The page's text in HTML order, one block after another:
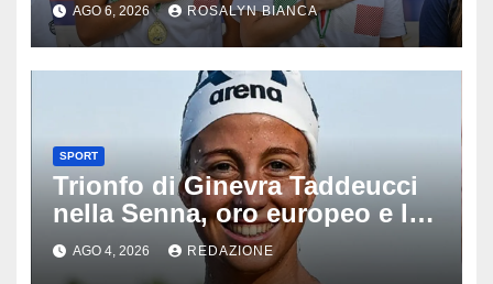
da medaglia olimpica’
AGO 6, 2026 ROSALYN BIANCA
SPORT
Trionfo di Ginevra Taddeucci
nella Senna, oro europeo e la
stoccata sul fiume di Parigi:
‘Era bella zozza’
AGO 4, 2026 REDAZIONE